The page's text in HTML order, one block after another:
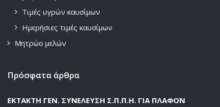
Τιμές υγρών καυσίμων
Ημερήσιες τιμές καυσίμων
Μητρώο μελών
Πρόσφατα άρθρα
ΕΚΤΑΚΤΗ ΓΕΝ. ΣΥΝΕΛΕΥΣΗ Σ.Π.Π.Η. ΓΙΑ ΠΛΑΦΟΝ